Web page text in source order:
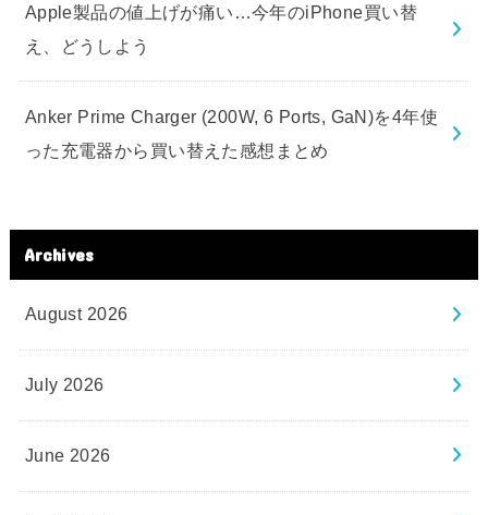
Apple製品の値上げが痛い…今年のiPhone買い替
え、どうしよう
Anker Prime Charger (200W, 6 Ports, GaN)を4年使
った充電器から買い替えた感想まとめ
Archives
August 2026
July 2026
June 2026